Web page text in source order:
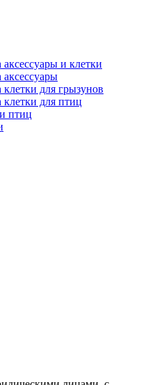
и клетки
для грызунов
для птиц
птиц